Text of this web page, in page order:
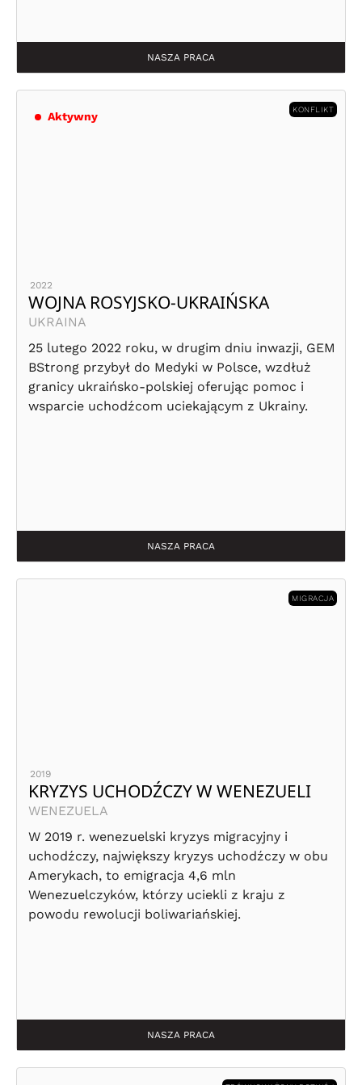
NASZA PRACA
Aktywny
KONFLIKT
2022
WOJNA ROSYJSKO-UKRAIŃSKA
UKRAINA
25 lutego 2022 roku, w drugim dniu inwazji, GEM
BStrong przybył do Medyki w Polsce, wzdłuż
granicy ukraińsko-polskiej oferując pomoc i
wsparcie uchodźcom uciekającym z Ukrainy.
NASZA PRACA
MIGRACJA
2019
KRYZYS UCHODŹCZY W WENEZUELI
WENEZUELA
W 2019 r. wenezuelski kryzys migracyjny i
uchodźczy, największy kryzys uchodźczy w obu
Amerykach, to emigracja 4,6 mln
Wenezuelczyków, którzy uciekli z kraju z
powodu rewolucji boliwariańskiej.
NASZA PRACA